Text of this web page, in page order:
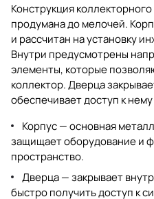
Конструкция
продумана до мелочей.
и рассчитан на установку
Внутри предусмотрены
элементы, которые
коллектор. Дверца
обеспечивает доступ к
Корпус — основная
защищает оборудование и
пространство.
Дверца — закрывает
быстро получить доступ к